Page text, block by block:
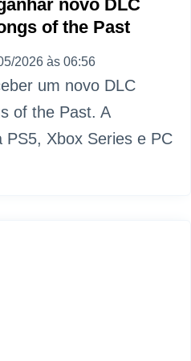
novo DLC
of the Past
2026 às 06:56
um novo DLC
of the Past. A
PS5, Xbox Series e PC